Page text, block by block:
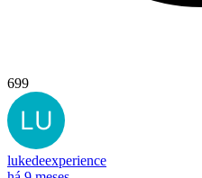
699
lukedeexperience